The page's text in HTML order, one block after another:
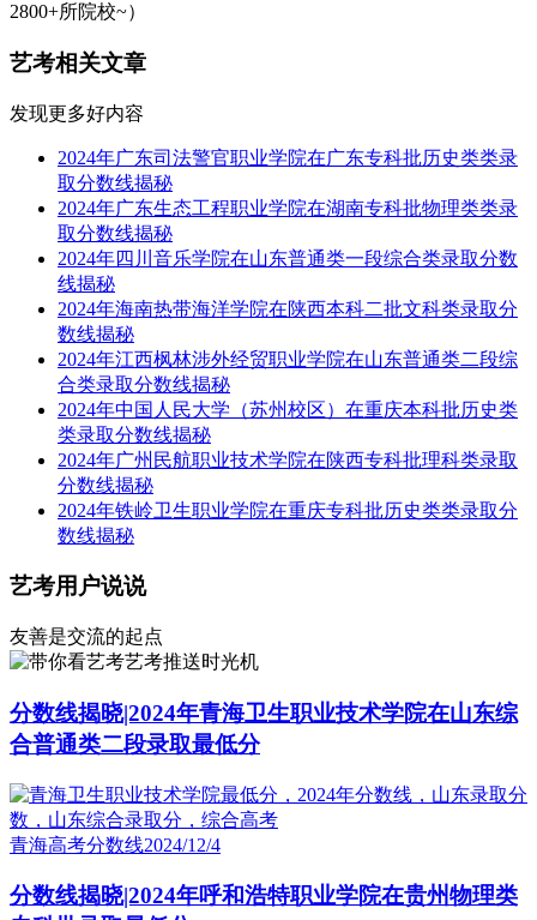
2800+所院校~）
艺考相关文章
发现更多好内容
2024年广东司法警官职业学院在广东专科批历史类类录
取分数线揭秘
2024年广东生态工程职业学院在湖南专科批物理类类录
取分数线揭秘
2024年四川音乐学院在山东普通类一段综合类录取分数
线揭秘
2024年海南热带海洋学院在陕西本科二批文科类录取分
数线揭秘
2024年江西枫林涉外经贸职业学院在山东普通类二段综
合类录取分数线揭秘
2024年中国人民大学（苏州校区）在重庆本科批历史类
类录取分数线揭秘
2024年广州民航职业技术学院在陕西专科批理科类录取
分数线揭秘
2024年铁岭卫生职业学院在重庆专科批历史类类录取分
数线揭秘
艺考用户说说
友善是交流的起点
艺考推送时光机
分数线揭晓|2024年青海卫生职业技术学院在山东综
合普通类二段录取最低分
青海高考分数线2024/12/4
分数线揭晓|2024年呼和浩特职业学院在贵州物理类